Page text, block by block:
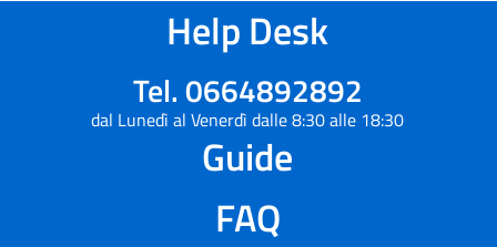
Help Desk
Tel. 0664892892
dal Lunedì al Venerdì dalle 8:30 alle 18:30
Guide
FAQ